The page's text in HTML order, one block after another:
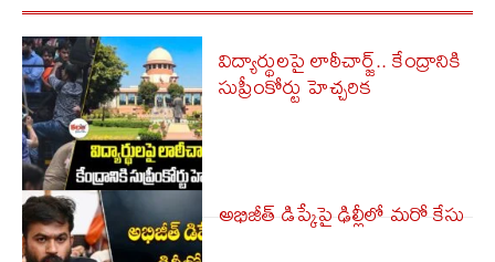
విద్యార్థులపై లాఠీచార్జ్.. కేంద్రానికి
సుప్రీంకోర్టు హెచ్చరిక
అభిజీత్ డిప్కేపై ఢిల్లీలో మ‌రో కేసు